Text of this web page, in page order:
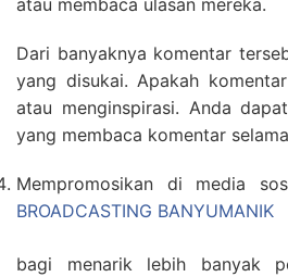
atau membaca ulasan mereka.
Dari banyaknya komentar
yang disukai. Apakah
atau menginspirasi. Anda
yang membaca komentar selama
Mempromosikan di media
BROADCASTING BANYUMANIK
bagi menarik lebih banyak